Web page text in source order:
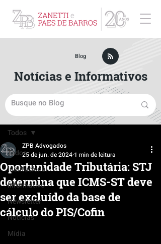
Post
Todos
Institucional
Informativo
Newsletter
Notícias
Mídia
Todos
Oportunidade Tributária: STJ
determina que ICMS-ST deve
ser excluído da base de
cálculo do PIS/Cofin
ZPB Advogados
25 de jun. de 2024 1 min de leitura
Blog
Notícias e Informativos